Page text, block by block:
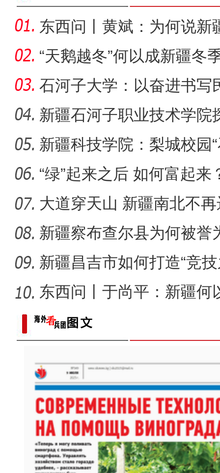
新疆4000亩沙漠盐
东西问丨黄斌：为何说新
一部交
“天鹅越冬”何以成新疆冬
石河子大学：以奋进书写
新疆石河子职业技术学院
同体意
新疆科技学院：梨城校园
绘“同心
“绿”起来之后 如何富起来
大道穿天山 新疆南北不
新疆察布查尔县为何被誉
新疆昌吉市如何打造“竞
东西问丨于尚平：新疆何
局？